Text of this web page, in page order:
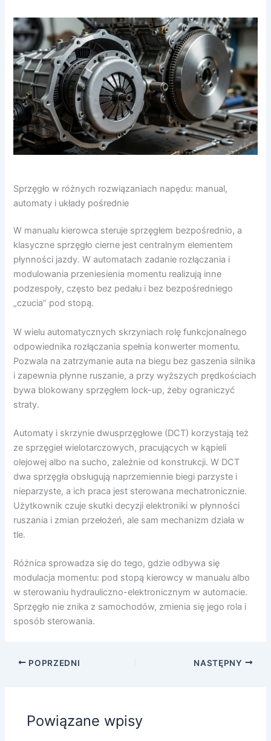
Sprzęgło w różnych rozwiązaniach napędu: manual,
automaty i układy pośrednie
W manualu kierowca steruje sprzęgłem bezpośrednio, a
klasyczne sprzęgło cierne jest centralnym elementem
płynności jazdy. W automatach zadanie rozłączania i
modulowania przeniesienia momentu realizują inne
podzespoły, często bez pedału i bez bezpośredniego
„czucia” pod stopą.
W wielu automatycznych skrzyniach rolę funkcjonalnego
odpowiednika rozłączania spełnia konwerter momentu.
Pozwala na zatrzymanie auta na biegu bez gaszenia silnika
i zapewnia płynne ruszanie, a przy wyższych prędkościach
bywa blokowany sprzęgłem lock-up, żeby ograniczyć
straty.
Automaty i skrzynie dwusprzęgłowe (DCT) korzystają też
ze sprzęgieł wielotarczowych, pracujących w kąpieli
olejowej albo na sucho, zależnie od konstrukcji. W DCT
dwa sprzęgła obsługują naprzemiennie biegi parzyste i
nieparzyste, a ich praca jest sterowana mechatronicznie.
Użytkownik czuje skutki decyzji elektroniki w płynności
ruszania i zmian przełożeń, ale sam mechanizm działa w
tle.
Różnica sprowadza się do tego, gdzie odbywa się
modulacja momentu: pod stopą kierowcy w manualu albo
w sterowaniu hydrauliczno-elektronicznym w automacie.
Sprzęgło nie znika z samochodów, zmienia się jego rola i
sposób sterowania.
POPRZEDNI NASTĘPNY
Powiązane wpisy